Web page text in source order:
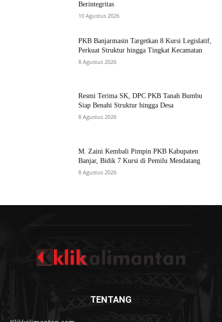
Berintegritas
10 Agustus 2026
PKB Banjarmasin Targetkan 8 Kursi Legislatif,
Perkuat Struktur hingga Tingkat Kecamatan
8 Agustus 2026
Resmi Terima SK, DPC PKB Tanah Bumbu
Siap Benahi Struktur hingga Desa
8 Agustus 2026
M. Zaini Kembali Pimpin PKB Kabupaten
Banjar, Bidik 7 Kursi di Pemilu Mendatang
8 Agustus 2026
TENTANG